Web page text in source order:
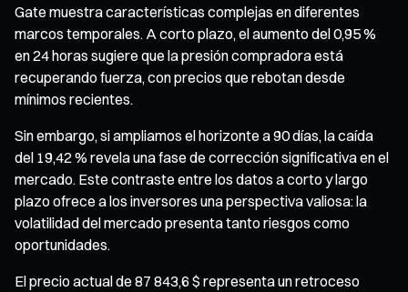
Gate muestra características complejas en diferentes
marcos temporales. A corto plazo, el aumento del 0,95 %
en 24 horas sugiere que la presión compradora está
recuperando fuerza, con precios que rebotan desde
mínimos recientes.
Sin embargo, si ampliamos el horizonte a 90 días, la caída
del 19,42 % revela una fase de corrección significativa en el
mercado. Este contraste entre los datos a corto y largo
plazo ofrece a los inversores una perspectiva valiosa: la
volatilidad del mercado presenta tanto riesgos como
oportunidades.
El precio actual de 87 843,6 $ representa un retroceso